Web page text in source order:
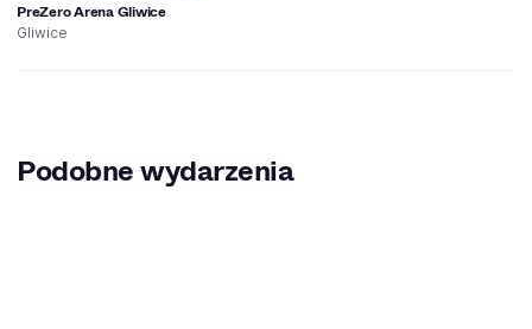
PreZero Arena Gliwice
Gliwice
Podobne wydarzenia